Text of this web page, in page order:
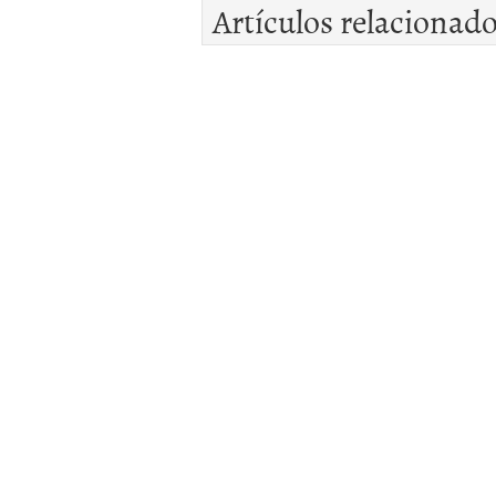
Artículos